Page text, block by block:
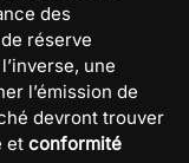
des
réserve
une
l’émission de
devront trouver
et conformité